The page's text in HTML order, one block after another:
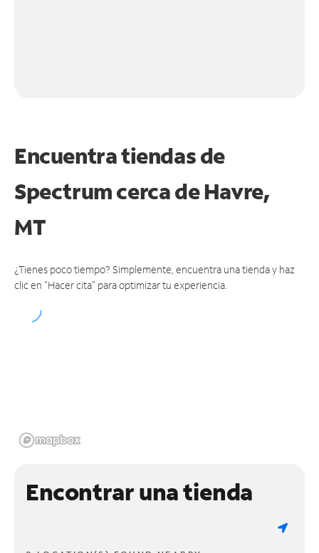
Encuentra tiendas de
Spectrum cerca deHavre,
MT
¿Tienes poco tiempo? Simplemente, encuentra una tienda y haz
clic en "Hacer cita" para optimizar tu experiencia.
Encontrar una tienda